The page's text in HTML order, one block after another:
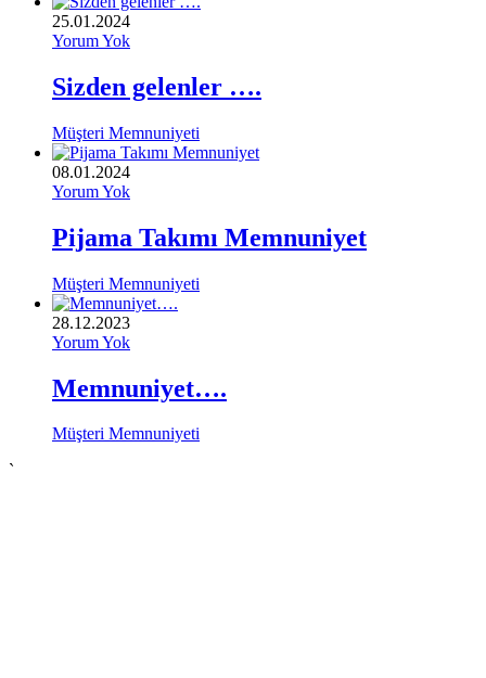
25.01.2024
Yorum Yok
Sizden gelenler ….
Müşteri Memnuniyeti
08.01.2024
Yorum Yok
Pijama Takımı Memnuniyet
Müşteri Memnuniyeti
28.12.2023
Yorum Yok
Memnuniyet….
Müşteri Memnuniyeti
`